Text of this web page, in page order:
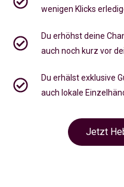
wenigen Klicks
Du erhöhst deine
auch noch kurz vor
Du erhälst exklusive
auch lokale
Jetzt